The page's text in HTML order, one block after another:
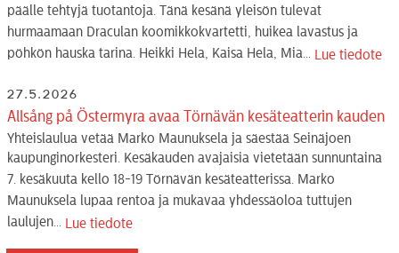
päälle tehtyjä tuotantoja. Tänä kesänä yleisön tulevat
hurmaamaan Draculan koomikkokvartetti, huikea lavastus ja
pöhkön hauska tarina. Heikki Hela, Kaisa Hela, Mia...
Lue tiedote
27.5.2026
Allsång på Östermyra avaa Törnävän kesäteatterin kauden
Yhteislaulua vetää Marko Maunuksela ja säestää Seinäjoen
kaupunginorkesteri. Kesäkauden avajaisia vietetään sunnuntaina
7. kesäkuuta kello 18-19 Törnävän kesäteatterissa. Marko
Maunuksela lupaa rentoa ja mukavaa yhdessäoloa tuttujen
laulujen...
Lue tiedote